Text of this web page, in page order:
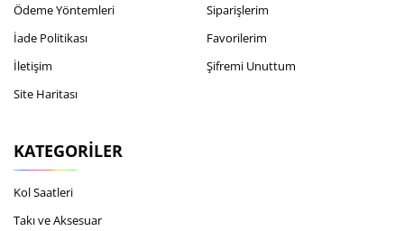
Ödeme Yöntemleri
İade Politikası
İletişim
Site Haritası
Siparişlerim
Favorilerim
Şifremi Unuttum
KATEGORILER
Kol Saatleri
Takı ve Aksesuar